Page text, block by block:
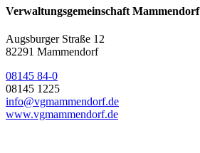
Verwaltungsgemeinschaft Mammendorf
Augsburger Straße 12
82291 Mammendorf
08145 84-0
08145 1225
info@vgmammendorf.de
www.vgmammendorf.de